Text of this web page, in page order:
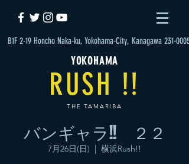
B1F 2-19 Honcho Naka-ku, Yokohama-City, Kanagawa 231-0005
YOKOHAMA
RUSH !!
THE TAMARIBA
バンギャラ!! ２２
7月26日(日)
  |
横浜Rush!!